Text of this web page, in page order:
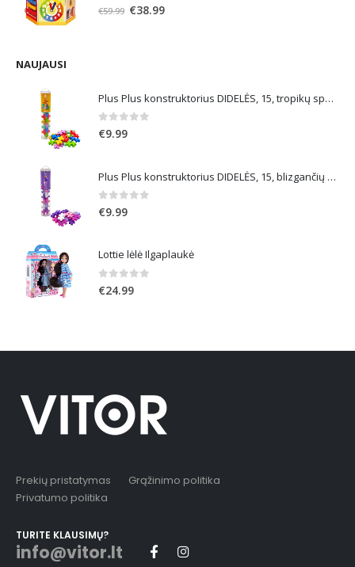
out of 5
€59.99 Original
€38.99Current
NAUJAUSI
Plus Plus konstruktorius DIDELĖS, 15, tropikų spalvos
0out of 5
€9.99
Plus Plus konstruktorius DIDELĖS, 15, blizgančių spalvų
0out of 5
€9.99
Lottie lėlė Ilgaplaukė
0out of 5
€24.99
Prekių pristatymas
Grąžinimo politika
Privatumo politika
TURITE KLAUSIMŲ?
info@vitor.lt